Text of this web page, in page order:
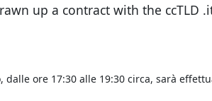
up a contract with the ccTLD
ore 17:30 alle 19:30 circa, sarà